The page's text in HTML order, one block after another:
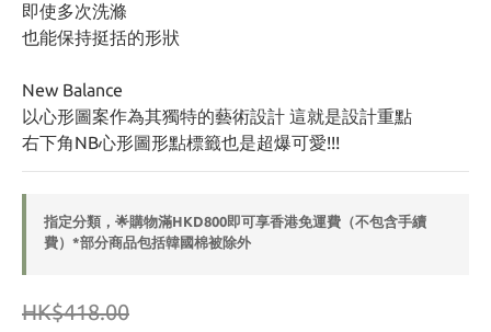
即使多次洗滌
也能保持挺括的形狀
New Balance
以心形圖案作為其獨特的藝術設計 這就是設計重點
右下角NB心形圖形點標籤也是超爆可愛!!!
指定分類，🌟購物滿HKD800即可享香港免運費（不包含手續
費）*部分商品包括韓國棉被除外
HK$418.00